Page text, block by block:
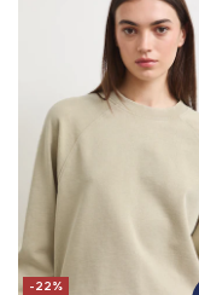
-22%